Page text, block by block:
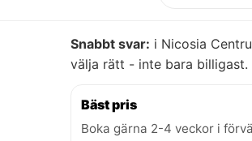
Snabbt svar: i Nicosia
välja rätt - inte bara billigast.
Bäst pris
Boka gärna 2-4 veckor i